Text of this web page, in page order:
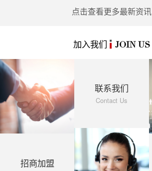
点击查看更多最新资讯
加入我们 JOIN US
招商加盟
联系我们
Contact Us